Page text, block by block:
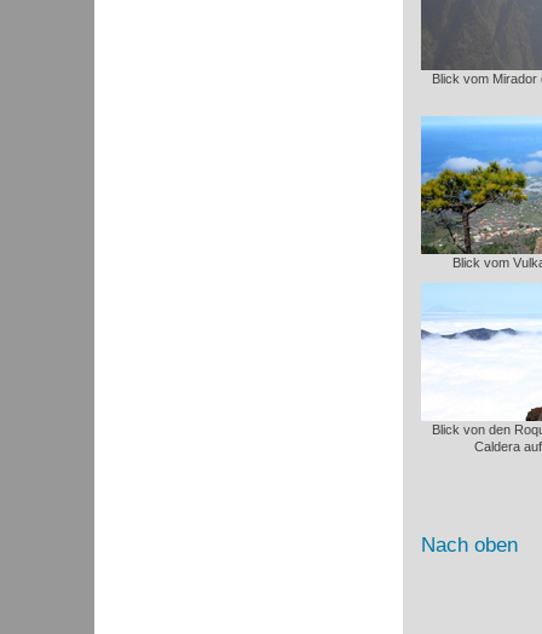
Blick vom Mirador
Blick vom
Blick von den
Caldera
Nach oben